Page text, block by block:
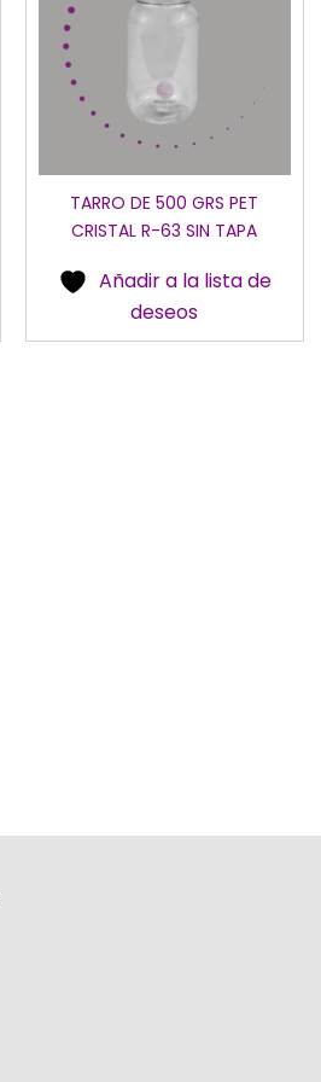
TARRO DE 500 GRS PET
CRISTAL R-63 SIN TAPA
Añadir a la lista de
deseos